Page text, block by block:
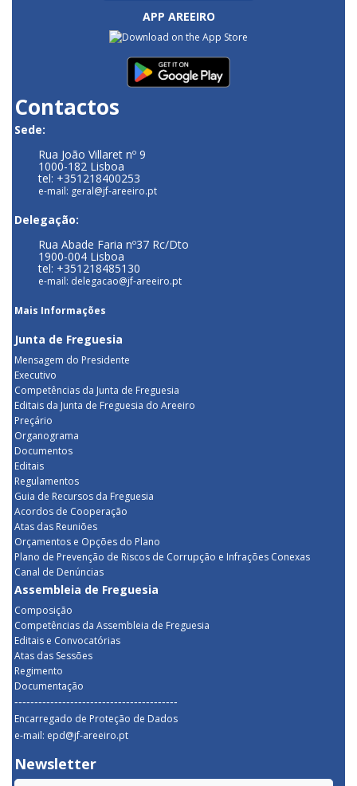
APP AREEIRO
Contactos
Sede:
Rua João Villaret nº 9
1000-182 Lisboa
tel: +351218400253
e-mail: geral@jf-areeiro.pt
Delegação:
Rua Abade Faria nº37 Rc/Dto
1900-004 Lisboa
tel: +351218485130
e-mail: delegacao@jf-areeiro.pt
Mais Informações
Junta de Freguesia
Mensagem do Presidente
Executivo
Competências da Junta de Freguesia
Editais da Junta de Freguesia do Areeiro
Preçário
Organograma
Documentos
Editais
Regulamentos
Guia de Recursos da Freguesia
Acordos de Cooperação
Atas das Reuniões
Orçamentos e Opções do Plano
Plano de Prevenção de Riscos de Corrupção e Infrações Conexas
Canal de Denúncias
Assembleia de Freguesia
Composição
Competências da Assembleia de Freguesia
Editais e Convocatórias
Atas das Sessões
Regimento
Documentação
-----------------------------------------
Encarregado de Proteção de Dados
e-mail: epd@jf-areeiro.pt
Newsletter